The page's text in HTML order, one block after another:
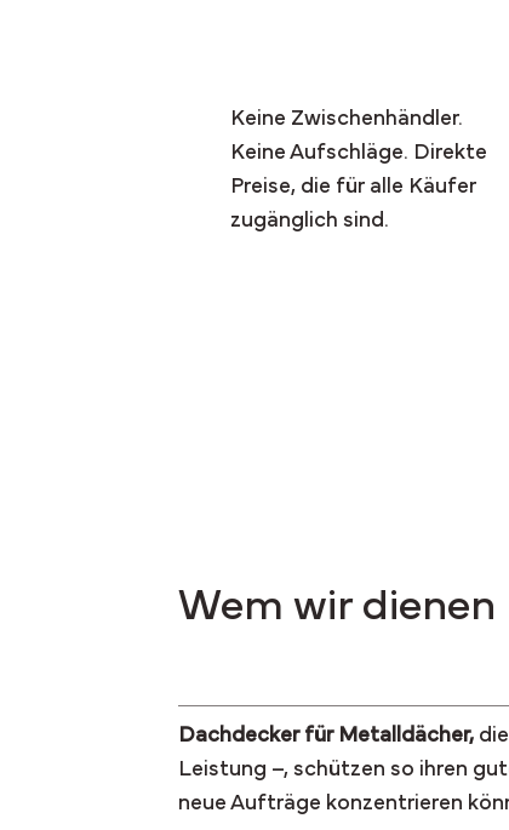
Keine Zwischenhändler.
Keine Aufschläge. Direkte
Preise, die für alle Käufer
zugänglich sind.
Wem wir dienen
Dachdecker für Metalldächer,
Leistung –, schützen so ihren
neue Aufträge konzentrieren